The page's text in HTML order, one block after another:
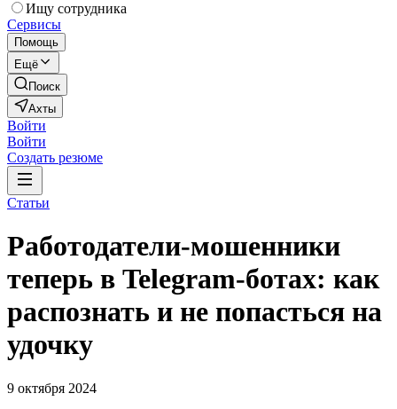
Ищу сотрудника
Сервисы
Помощь
Ещё
Поиск
Ахты
Войти
Войти
Создать резюме
Статьи
Работодатели-мошенники
теперь в Telegram-ботах: как
распознать и не попасться на
удочку
9 октября 2024